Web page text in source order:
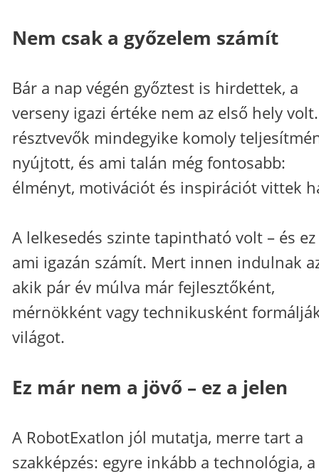
Nem csak a győzelem számít
Bár a nap végén győztest is hirdettek, a
verseny igazi értéke nem az első hely
résztvevők mindegyike komoly
nyújtott, és ami talán még fontosabb:
élményt, motivációt és inspirációt vittek
A lelkesedés szinte tapintható volt – és ez
ami igazán számít. Mert innen indulnak
akik pár év múlva már fejlesztőként,
mérnökként vagy technikusként
világot.
Ez már nem a jövő – ez a jelen
A RobotExatlon jól mutatja, merre tart a
szakképzés: egyre inkább a technológia, a